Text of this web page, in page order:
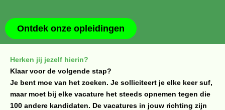
Ontdek onze opleidingen
Herken jij jezelf hierin?
Klaar voor de volgende stap?
Je bent moe van het zoeken. Je solliciteert je elke keer suf,
maar moet bij elke vacature het steeds opnemen tegen die
100 andere kandidaten. De vacatures in jouw richting zijn